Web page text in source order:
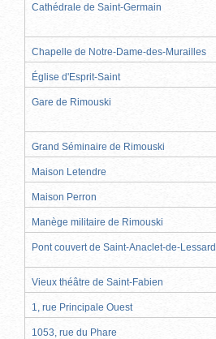
Cathédrale de Saint-Germain
Chapelle de Notre-Dame-des-Murailles
Église d'Esprit-Saint
Gare de Rimouski
Grand Séminaire de Rimouski
Maison Letendre
Maison Perron
Manège militaire de Rimouski
Pont couvert de Saint-Anaclet-de-Lessard
Vieux théâtre de Saint-Fabien
1, rue Principale Ouest
1053, rue du Phare